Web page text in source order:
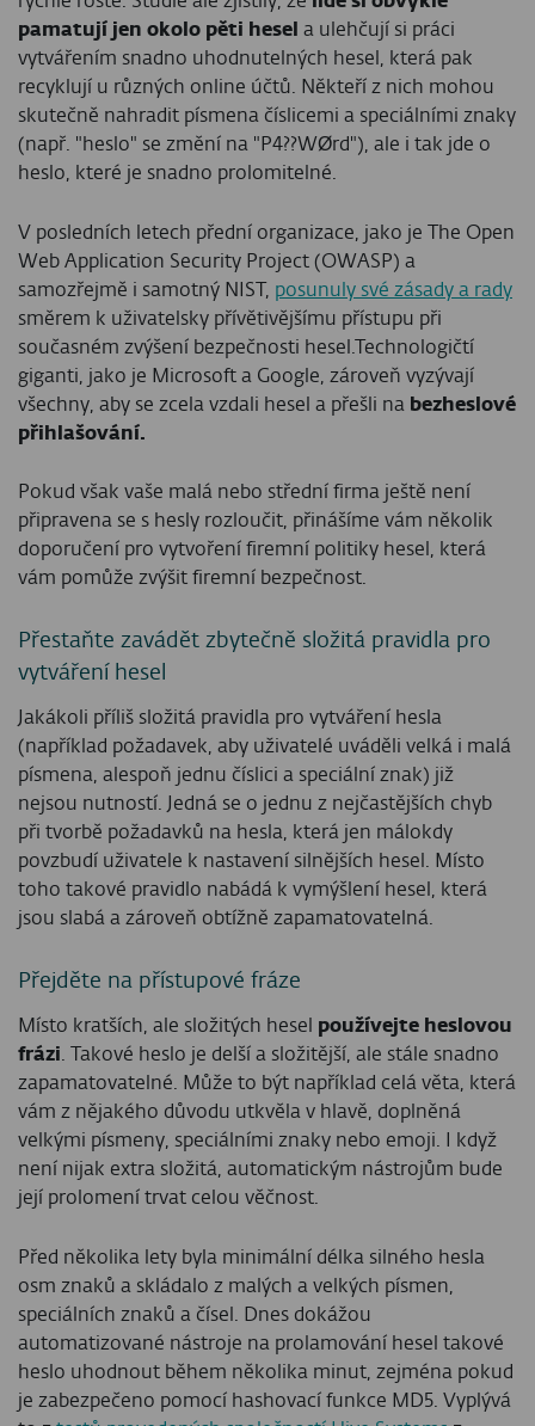
pamatují jen okolo pěti hesel a ulehčují si práci
vytvářením snadno uhodnutelných hesel, která pak
recyklují u různých online účtů. Někteří z nich mohou
skutečně nahradit písmena číslicemi a speciálními znaky
(např. "heslo" se změní na "P4??WØrd"), ale i tak jde o
heslo, které je snadno prolomitelné.
V posledních letech přední organizace, jako je The Open
Web Application Security Project (OWASP) a
samozřejmě i samotný NIST, posunuly své zásady a rady
směrem k uživatelsky přívětivějšímu přístupu při
současném zvýšení bezpečnosti hesel.Technologičtí
giganti, jako je Microsoft a Google, zároveň vyzývají
všechny, aby se zcela vzdali hesel a přešli na bezheslové
přihlašování.
Pokud však vaše malá nebo střední firma ještě není
připravena se s hesly rozloučit, přinášíme vám několik
doporučení pro vytvoření firemní politiky hesel, která
vám pomůže zvýšit firemní bezpečnost.
Přestaňte zavádět zbytečně složitá pravidla pro
vytváření hesel
Jakákoli příliš složitá pravidla pro vytváření hesla
(například požadavek, aby uživatelé uváděli velká i malá
písmena, alespoň jednu číslici a speciální znak) již
nejsou nutností. Jedná se o jednu z nejčastějších chyb
při tvorbě požadavků na hesla, která jen málokdy
povzbudí uživatele k nastavení silnějších hesel. Místo
toho takové pravidlo nabádá k vymýšlení hesel, která
jsou slabá a zároveň obtížně zapamatovatelná.
Přejděte na přístupové fráze
Místo kratších, ale složitých hesel používejte heslovou
frázi. Takové heslo je delší a složitější, ale stále snadno
zapamatovatelné. Může to být například celá věta, která
vám z nějakého důvodu utkvěla v hlavě, doplněná
velkými písmeny, speciálními znaky nebo emoji. I když
není nijak extra složitá, automatickým nástrojům bude
její prolomení trvat celou věčnost.
Před několika lety byla minimální délka silného hesla
osm znaků a skládalo z malých a velkých písmen,
speciálních znaků a čísel. Dnes dokážou
automatizované nástroje na prolamování hesel takové
heslo uhodnout během několika minut, zejména pokud
je zabezpečeno pomocí hashovací funkce MD5. Vyplývá